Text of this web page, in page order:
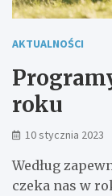
AKTUALNOŚCI
roku
10 stycznia 2023
Według
czeka nas w